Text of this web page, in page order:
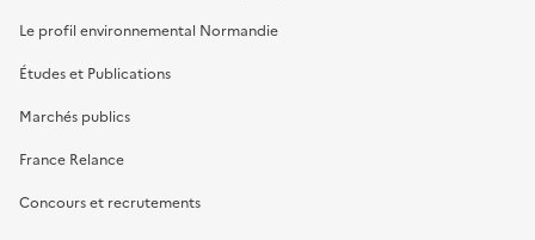
Le profil environnemental Normandie
Études et Publications
Marchés publics
France Relance
Concours et recrutements